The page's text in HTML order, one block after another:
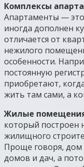
Комплексы
Апартаменты —
иногда дополнен
отличается от
нежилого
особенности.
постоянную
приобретают,
жить там сами, а
Жилые
который построен
жилищного
Проще говоря, дом
домов и дач, а